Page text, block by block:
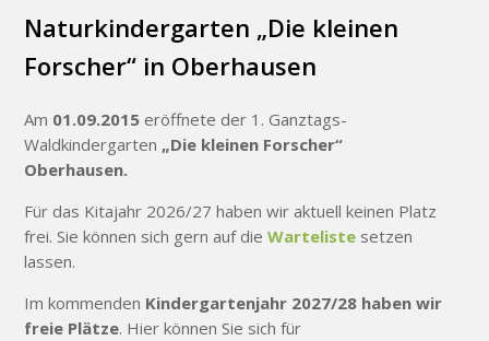
Naturkindergarten „Die kleinen
Forscher“ in Oberhausen
Am 01.09.2015 eröffnete der 1. Ganztags-
Waldkindergarten „Die kleinen Forscher“
Oberhausen.
Für das Kitajahr 2026/27 haben wir aktuell keinen Platz
frei. Sie können sich gern auf dieWarteliste setzen
lassen.
Im kommenden Kindergartenjahr 2027/28 haben wir
freie Plätze. Hier können Sie sich für